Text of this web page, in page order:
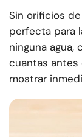
Sin orificios
perfecta para
ninguna agua,
cuantas antes
mostrar